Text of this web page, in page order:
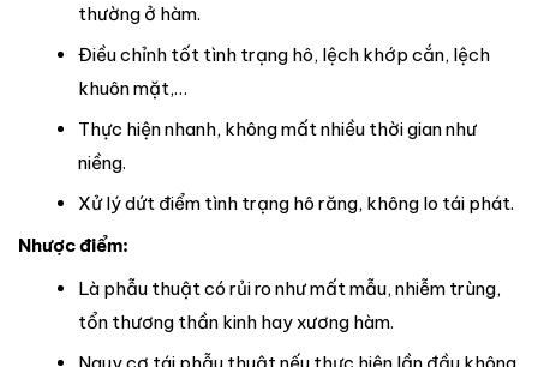
thường ở hàm.
Điều chỉnh tốt tình trạng hô, lệch khớp cắn, lệch
khuôn mặt,…
Thực hiện nhanh, không mất nhiều thời gian như
niềng.
Xử lý dứt điểm tình trạng hô răng, không lo tái phát.
Nhược điểm:
Là phẫu thuật có rủi ro như mất mẫu, nhiễm trùng,
tổn thương thần kinh hay xương hàm.